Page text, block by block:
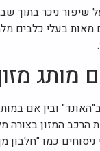
ניכר בתוך
עם מאות בעלי
מותג
ובין אם
המזון בצורה
כמו